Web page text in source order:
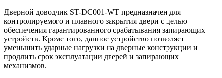
Дверной доводчик ST-DC001-WT предназначен для
контролируемого и плавного закрытия двери с целью
обеспечения гарантированного срабатывания запирающих
устройств. Кроме того, данное устройство позволяет
уменьшить ударные нагрузки на дверные конструкции и
продлить срок эксплуатации дверей и запирающих
механизмов.